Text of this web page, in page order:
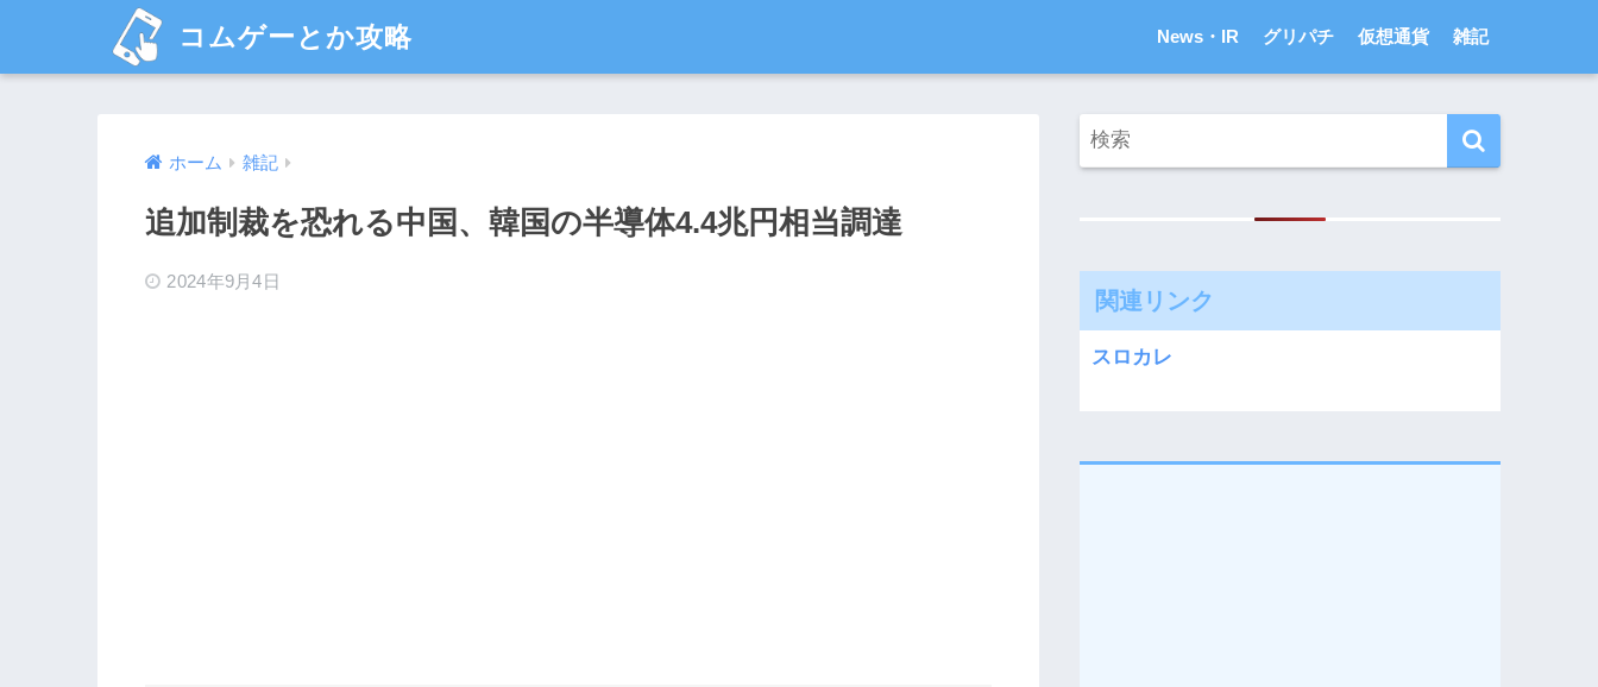
コムゲーとか攻略 News・IR グリパチ 仮想通貨 雑記
ホーム 雑記
追加制裁を恐れる中国、韓国の半導体4.4兆円相当調達
2024年9月4日
関連リンク
スロカレ